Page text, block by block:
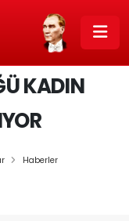
KADIN
Haberler